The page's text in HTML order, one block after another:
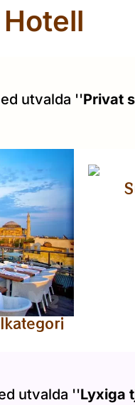
utvalda ''Privat
utvalda ''Lyxiga